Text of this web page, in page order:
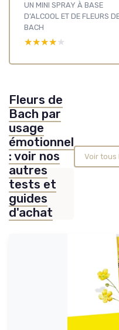
UN MINI SPRAY À BASE
D’ALCOOL ET DE FLEURS
BACH
★★★★★
★★★★★
Fleurs de
Bach par
usage
émotionnel
: voir nos
autres
tests et
guides
d'achat
Voir tous